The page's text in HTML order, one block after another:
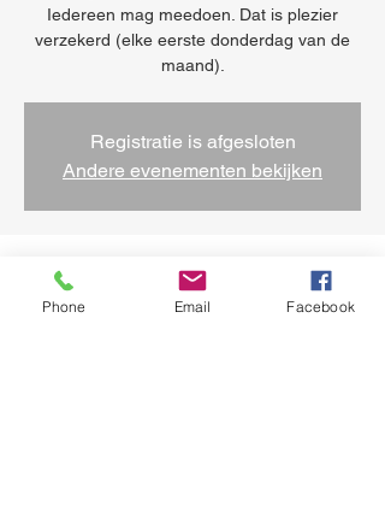
Iedereen mag meedoen. Dat is plezier
verzekerd (elke eerste donderdag van de
Registratie is afgesloten
Andere evenementen bekijken
Tijd en locatie
06 mrt 2025, 14:00 – 16:00
Phone Email Facebook